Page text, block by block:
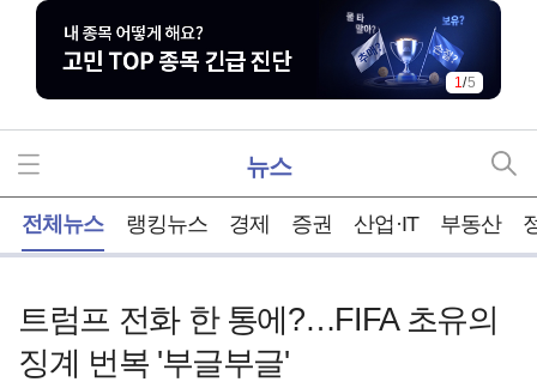
1/5
뉴스
전체뉴스 랭킹뉴스 경제 증권 산업·IT 부동산
트럼프 전화 한 통에?…FIFA 초유의
징계 번복 '부글부글'